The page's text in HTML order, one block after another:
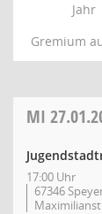
Jahr
Gremium
MI
17:00 Uhr
67346